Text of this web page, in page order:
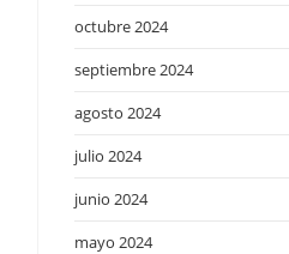
octubre 2024
septiembre 2024
agosto 2024
julio 2024
junio 2024
mayo 2024